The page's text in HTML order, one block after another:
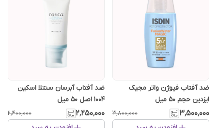
ضد آفتاب فیوژن واتر مجیک
ایزدین حجم 50 میل
۳٬۵۰۰٬۰۰۰ ۳٬۸۰۰٬۰۰۰
ضد آفتاب آبرسان سنتلا اسکین
1004 اصل ۵۰ میل
۲٬۲۵۰٬۰۰۰ ۲٬۴۰۰٬۰۰۰